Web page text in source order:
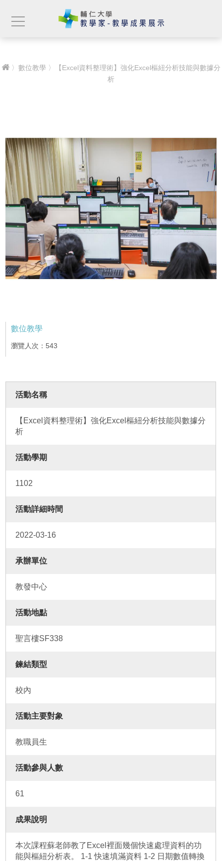
〉 數位教學 〉【Excel資料整理術】強化Excel樞紐分析技能與數據分
析
數位教學
瀏覽人次：543
活動名稱
【Excel資料整理術】強化Excel樞紐分析技能與數據分
析
活動學期
1102
活動詳細時間
2022-03-16
承辦單位
教發中心
活動地點
聖言樓SF338
鍊結類型
校內
活動主要對象
教職員生
活動參與人數
61
成果說明
本次課程蘇老師教了Excel裡面幾個快速處理資料的功
能與樞紐分析表。 1-1 快速填滿資料 1-2 日期數值轉換